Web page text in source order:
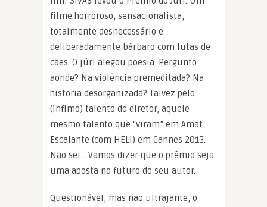
filme horroroso, sensacionalista,
totalmente desnecessário e
deliberadamente bárbaro com lutas de
cães. O júri alegou poesia. Pergunto
aonde? Na violência premeditada? Na
historia desorganizada? Talvez pelo
(ínfimo) talento do diretor, aquele
mesmo talento que “viram” em Amat
Escalante (com HELI) em Cannes 2013.
Não sei… Vamos dizer que o prêmio seja
uma aposta no futuro do seu autor.
Questionável, mas não ultrajante, o